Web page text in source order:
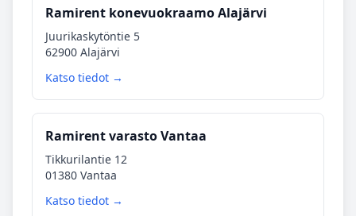
Ramirent konevuokraamo Alajärvi
Juurikaskytöntie 5
62900 Alajärvi
Katso tiedot →
Ramirent varasto Vantaa
Tikkurilantie 12
01380 Vantaa
Katso tiedot →